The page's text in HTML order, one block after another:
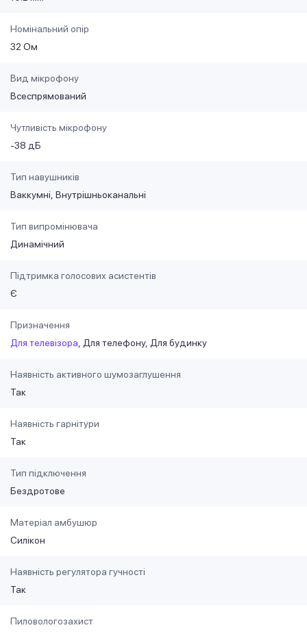
Номінальний опір
32 Ом
Вид мікрофону
Всеспрямований
Чутливість мікрофону
-38 дБ
Тип навушників
Ваккумні Внутрішньоканальні
Тип випромінювача
Динамічний
Підтримка голосових асистентів
Є
Призначення
Для телевізора
Для телефону Для будинку
Наявність активного шумозаглушення
Так
Наявність гарнітури
Так
Тип підключення
Бездротове
Матеріал амбушюр
Силікон
Наявність регулятора гучності
Так
Пиловологозахист